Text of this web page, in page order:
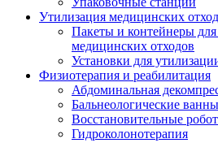
Утилизация медицинских
Пакеты и контейнеры
медицинских отходов
Установки для
Физиотерапия и реабилитация
Абдоминальная
Бальнеологические ванны
Восстановительные
Гидроколонотерапия